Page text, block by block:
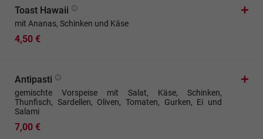
Toast Hawaii
mit Ananas, Schinken und Käse
4,50 €
Antipasti
gemischte Vorspeise mit Salat, Käse, Schinken,
Thunfisch, Sardellen, Oliven, Tomaten, Gurken, Ei und
Salami
7,00 €